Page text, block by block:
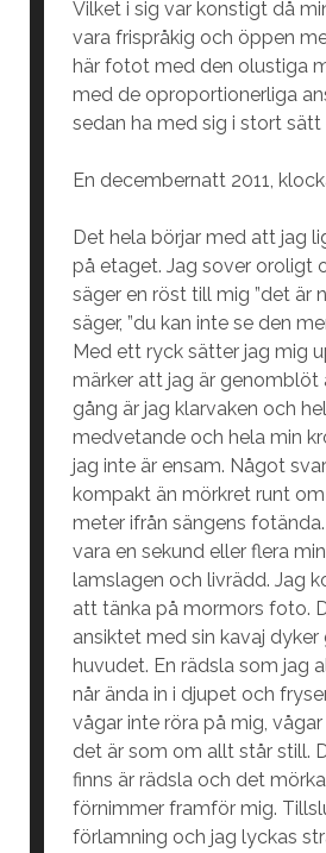
Vilket i sig var konstigt då
vara frispråkig och öppen
här fotot med den olustiga
med de oproportionerliga
sedan ha med sig i stort sätt
En decembernatt 2011,
Det hela börjar med att jag
på etaget. Jag sover oroligt
säger en röst till mig ”det är
säger, ”du kan inte se den
Med ett ryck sätter jag mig
märker att jag är genomblöt
gång är jag klarvaken och
medvetande och hela min
jag inte är ensam. Något
kompakt än mörkret runt
meter ifrån sängens
vara en sekund eller flera
lamslagen och livrädd. Jag
att tänka på mormors foto.
ansiktet med sin kavaj dyker
huvudet. En rädsla som jag
når ända in i djupet och
vågar inte röra på mig,
det är som om allt står still.
finns är rädsla och det
förnimmer framför mig.
förlamning och jag lyckas